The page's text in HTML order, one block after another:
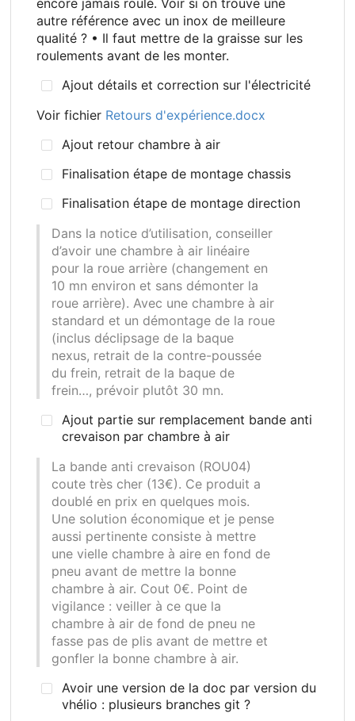
encore jamais roulé. Voir si on trouve une
autre référence avec un inox de meilleure
qualité ? • Il faut mettre de la graisse sur les
roulements avant de les monter.
Ajout détails et correction sur l'électricité
Voir fichier Retours d'expérience.docx
Ajout retour chambre à air
Finalisation étape de montage chassis
Finalisation étape de montage direction
Dans la notice d’utilisation, conseiller
d’avoir une chambre à air linéaire
pour la roue arrière (changement en
10 mn environ et sans démonter la
roue arrière). Avec une chambre à air
standard et un démontage de la roue
(inclus déclipsage de la baque
nexus, retrait de la contre-poussée
du frein, retrait de la baque de
frein…, prévoir plutôt 30 mn.
Ajout partie sur remplacement bande anti
crevaison par chambre à air
La bande anti crevaison (ROU04)
coute très cher (13€). Ce produit a
doublé en prix en quelques mois.
Une solution économique et je pense
aussi pertinente consiste à mettre
une vielle chambre à aire en fond de
pneu avant de mettre la bonne
chambre à air. Cout 0€. Point de
vigilance : veiller à ce que la
chambre à air de fond de pneu ne
fasse pas de plis avant de mettre et
gonfler la bonne chambre à air.
Avoir une version de la doc par version du
vhélio : plusieurs branches git ?